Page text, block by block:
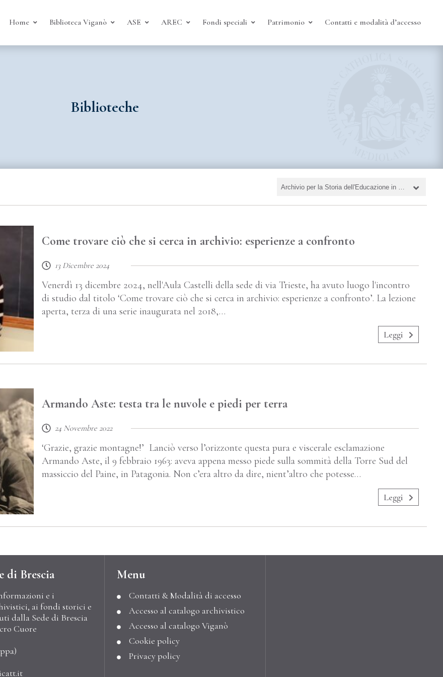
Home Biblioteca Viganò ASE AREC Fondi speciali Patrimonio Contatti e modalità d’accesso
Biblioteche
Come trovare ciò che si cerca in archivio: esperienze a confronto
13 Dicembre 2024
Venerdì 13 dicembre 2024, nell'Aula Castelli della sede di via Trieste, ha avuto luogo l'incontro
di studio dal titolo ‘Come trovare ciò che si cerca in archivio: esperienze a confronto’. La lezione
aperta, terza di una serie inaugurata nel 2018,…
Leggi
Armando Aste: testa tra le nuvole e piedi per terra
24 Novembre 2022
‘Grazie, grazie montagne!’ Lanciò verso l’orizzonte questa pura e viscerale esclamazione
Armando Aste, il 9 febbraio 1963: aveva appena messo piede sulla sommità della Torre Sud del
massiccio del Paine, in Patagonia. Non c’era altro da dire, nient’altro che potesse…
Leggi
di Brescia
e i
ai fondi storici e
dalla Sede di Brescia
Cuore
)
Menu
Contatti & Modalità di accesso
Accesso al catalogo archivistico
Accesso al catalogo Viganò
Cookie policy
Privacy policy